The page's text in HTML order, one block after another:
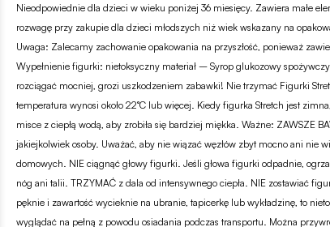
Nieodpowiednie dla dzieci w wieku poniżej 36 miesięcy. Zawiera małe
rozwagę przy zakupie dla dzieci młodszych niż wiek wskazany na
Uwaga: Zalecamy zachowanie opakowania na przyszłość, ponieważ
Wypełnienie figurki: nietoksyczny materiał – Syrop glukozowy
rozciągać mocniej, grozi uszkodzeniem zabawki! Nie trzymać Figurki
temperatura wynosi około 22°C lub więcej. Kiedy figurka Stretch jest
misce z ciepłą wodą, aby zrobiła się bardziej miękka. Ważne: ZAWSZE
jakiejkolwiek osoby. Uważać, aby nie wiązać węzłów zbyt mocno ani
domowych. NIE ciągnąć głowy figurki. Jeśli głowa figurki odpadnie,
nóg ani talii. TRZYMAĆ z dala od intensywnego ciepła. NIE zostawiać
pęknie i zawartość wycieknie na ubranie, tapicerkę lub wykładzinę, to
wyglądać na pełną z powodu osiadania podczas transportu. Można